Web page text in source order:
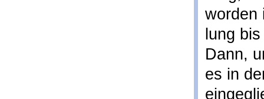
worden
lung
Dann,
es in